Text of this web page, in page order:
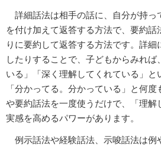
詳細話法は相手の話に、自分が持っ
を付け加えて返答する方法で、要約話
りに要約して返答する方法です。詳
したりすることで、子どもからみれば
いる」「深く理解してくれている」と
「分かってる。分かっている」と何
や要約話法を一度使うだけで、「理解
実感を高めるパワーがあります。
例示話法や経験話法、示唆話法は例